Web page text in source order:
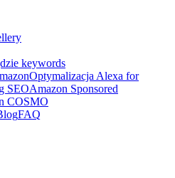
keywords
Optymalizacja Alexa for
SEOAmazon Sponsored
COSMO
FAQ